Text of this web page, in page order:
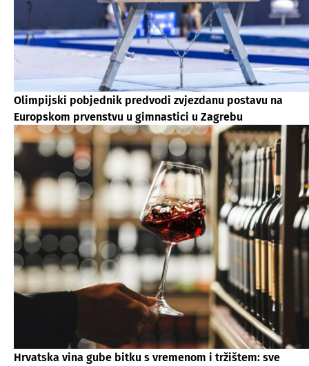
Olimpijski pobjednik predvodi zvjezdanu postavu na
Europskom prvenstvu u gimnastici u Zagrebu
Hrvatska vina gube bitku s vremenom i tržištem: sve